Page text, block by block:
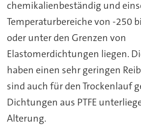
chemikalienbeständig und
Temperaturbereiche von -250
oder unter den Grenzen von
Elastomerdichtungen liegen.
haben einen sehr geringen
sind auch für den Trockenlauf
Dichtungen aus PTFE
Alterung.